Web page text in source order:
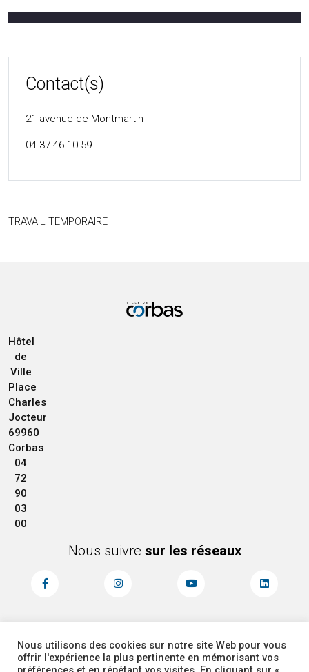
Contact(s)
21 avenue de Montmartin
04 37 46 10 59
TRAVAIL TEMPORAIRE
Hôtel
de
Ville
Place
Charles
Jocteur
69960
Corbas
04
72
90
03
00
Nous suivre sur les réseaux
MENTIONS LÉGALES
PLAN DU SITE
ACCESSIBILITÉ
ADMINISTRATEUR
Nous utilisons des cookies sur notre site Web pour vous
offrir l'expérience la plus pertinente en mémorisant vos